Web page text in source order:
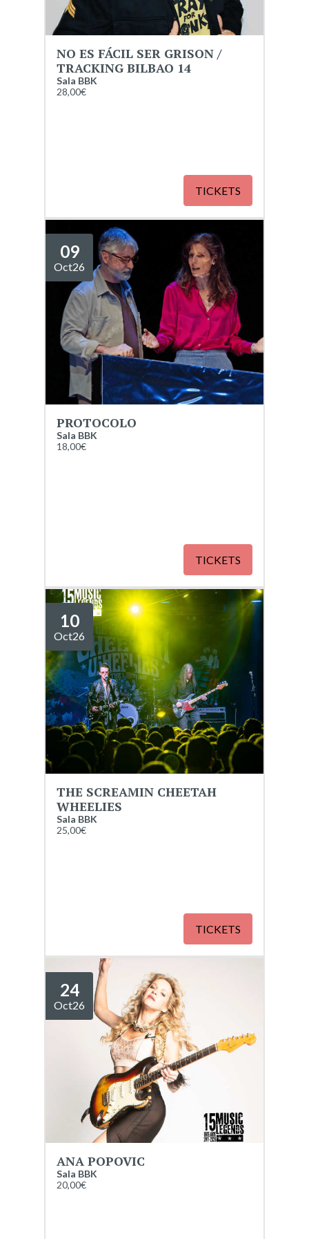
NO ES FÁCIL SER GRISON /
TRACKING BILBAO 14
Sala BBK
28,00€
TICKETS
09
Oct26
PROTOCOLO
Sala BBK
18,00€
TICKETS
10
Oct26
THE SCREAMIN CHEETAH
WHEELIES
Sala BBK
25,00€
TICKETS
24
Oct26
ANA POPOVIC
Sala BBK
20,00€